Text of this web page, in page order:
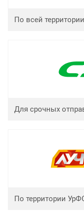
По всей
Для срочных
По территории